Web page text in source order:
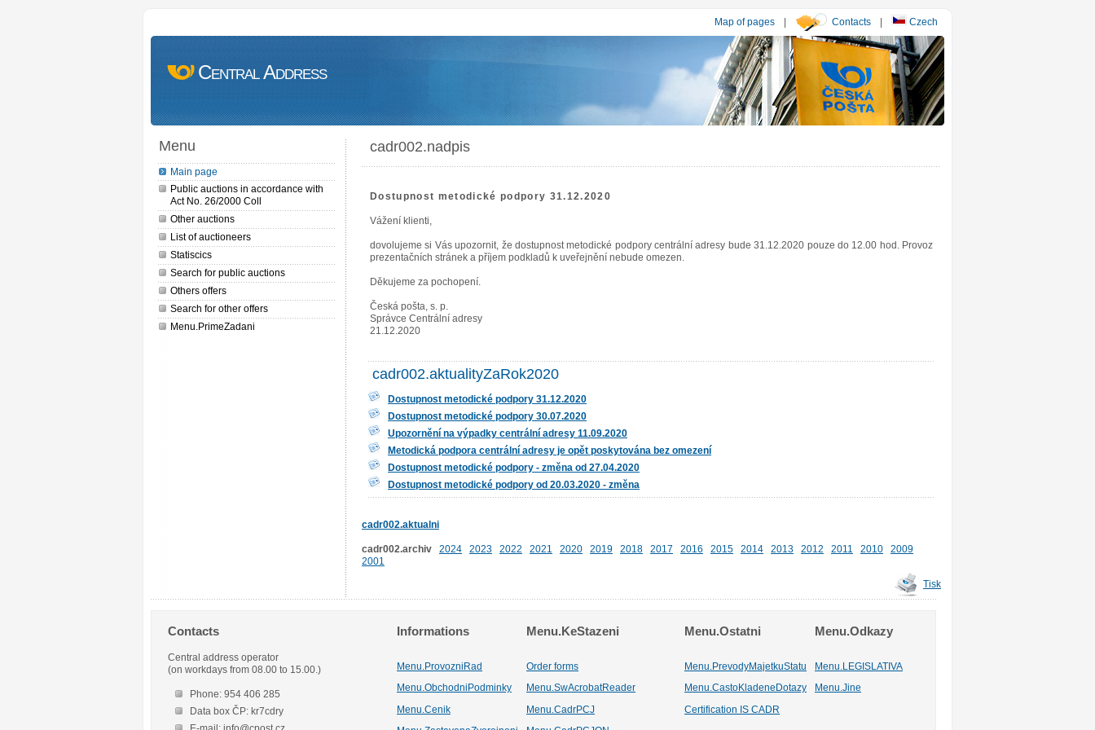
Map of pages | Contacts | Czech
Central Address
Menu
Main page
Public auctions in accordance with
Act No. 26/2000 Coll
Other auctions
List of auctioneers
Statiscics
Search for public auctions
Others offers
Search for other offers
Menu.PrimeZadani
cadr002.nadpis
Dostupnost metodické podpory 31.12.2020
Vážení klienti,
dovolujeme si Vás upozornit, že dostupnost metodické podpory centrální adresy bude 31.12.2020 pouze do 12.00 hod. Provoz
prezentačních stránek a příjem podkladů k uveřejnění nebude omezen.
Děkujeme za pochopení.
Česká pošta, s. p.
Správce Centrální adresy
21.12.2020
cadr002.aktualityZaRok2020
Dostupnost metodické podpory 31.12.2020
Dostupnost metodické podpory 30.07.2020
Upozornění na výpadky centrální adresy 11.09.2020
Metodická podpora centrální adresy je opět poskytována bez omezení
Dostupnost metodické podpory - změna od 27.04.2020
Dostupnost metodické podpory od 20.03.2020 - změna
cadr002.aktualni
cadr002.archiv 2024 2023 2022 2021 2020 2019 2018 2017 2016 2015 2014 2013 2012 2011 2010
2009
2001
Tisk
Contacts
Central address operator
(on workdays from 08.00 to 15.00.)
Phone: 954 406 285
Data box ČP: kr7cdry
Informations Menu.KeStazeni Menu.Ostatni Menu.Odkazy
Menu.ProvozniRad Order forms Menu.PrevodyMajetkuStatu
Menu.LEGISLATIVA
Menu.ObchodniPodminky
Menu.SwAcrobatReader Menu.CastoKladeneDotazy Menu.Jine
Menu.Cenik Menu.CadrPCJ
Certification IS CADR